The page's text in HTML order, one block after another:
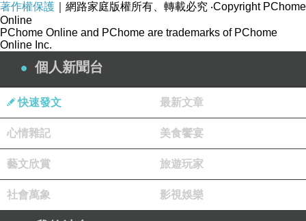
著作權保護 ｜網路家庭版權所有、轉載必究 ‧Copyright PChome
Online
PChome Online and PChome are trademarks of PChome
Online Inc.
個人新聞台
快速發文 最新文章
心情雜記 美食饗宴
藝文欣賞 旅遊玩家
社會萬象 影視娛樂